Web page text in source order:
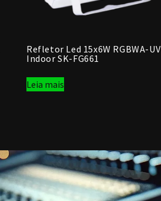
Refletor Led 15x6W RGBWA-UV
Indoor SK-FG661
Leia mais